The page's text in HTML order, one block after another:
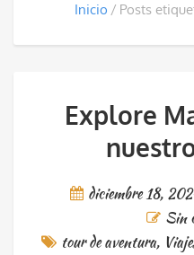
Inicio Posts
Explore
diciembre 18,
Sin
tour de aventura,